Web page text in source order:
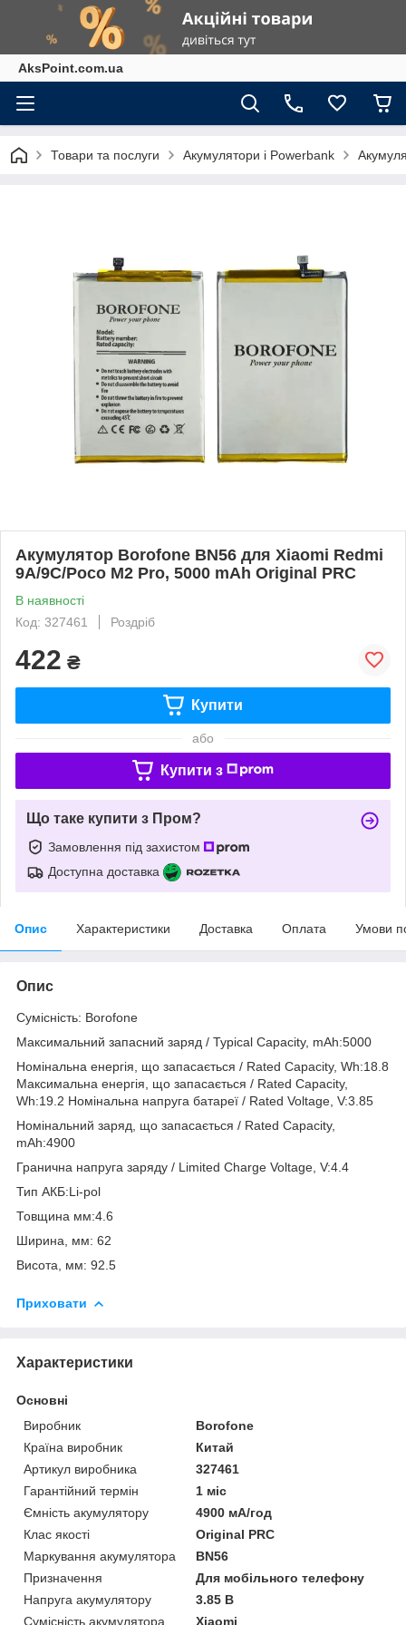
AksPoint.com.ua
Товари та послуги Акумулятори і Powerbank
Акумулятор Borofone BN56 для Xiaomi Redmi
9A/9C/Poco M2 Pro, 5000 mAh Original PRC
В наявності
Код: 327461
Роздріб
422 ₴
Купити
або
Купити з
Що таке купити з Пром?
Замовлення під захистом
Доступна доставка
Опис Характеристики Доставка Оплата Умови
Опис
Сумісність: Borofone
Максимальний запасний заряд / Typical Capacity, mAh:5000
Номінальна енергія, що запасається / Rated Capacity, Wh:18.8
Максимальна енергія, що запасається / Rated Capacity,
Wh:19.2 Номінальна напруга батареї / Rated Voltage, V:3.85
Номінальний заряд, що запасається / Rated Capacity,
mAh:4900
Гранична напруга заряду / Limited Charge Voltage, V:4.4
Тип АКБ:Li-pol
Товщина мм:4.6
Ширина, мм: 62
Висота, мм: 92.5
Приховати
Характеристики
Основні
Виробник
Borofone
Країна виробник
Китай
Артикул виробника
327461
Гарантійний термін
1 міс
Ємність акумулятору
4900 мА/год
Клас якості
Original PRC
Маркування акумулятора
BN56
Призначення
Для мобільного телефону
Напруга акумулятору
3.85 В
Сумісність акумулятора
Xiaomi